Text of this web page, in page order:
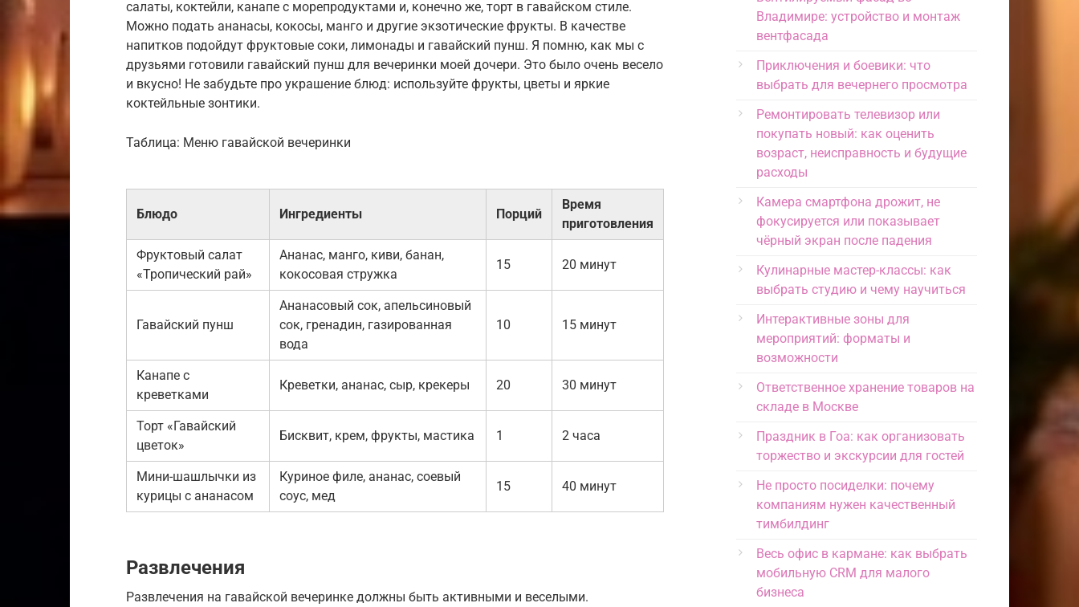
салаты, коктейли, канапе с морепродуктами и, конечно же, торт в гавайском стиле.
Можно подать ананасы, кокосы, манго и другие экзотические фрукты. В качестве
напитков подойдут фруктовые соки, лимонады и гавайский пунш. Я помню, как мы с
друзьями готовили гавайский пунш для вечеринки моей дочери. Это было очень весело
и вкусно! Не забудьте про украшение блюд: используйте фрукты, цветы и яркие
коктейльные зонтики.
Таблица: Меню гавайской вечеринки
Блюдо Ингредиенты Порций
Время
приготовления
Фруктовый салат
«Тропический рай»
Ананас, манго, киви, банан,
кокосовая стружка
15 20 минут
Гавайский пунш
Ананасовый сок, апельсиновый
сок, гренадин, газированная
вода
10 15 минут
Канапе с
креветками
Креветки, ананас, сыр, крекеры 20 30 минут
Торт «Гавайский
цветок»
Бисквит, крем, фрукты, мастика 1 2 часа
Мини-шашлычки из
курицы с ананасом
Куриное филе, ананас, соевый
соус, мед
15 40 минут
Развлечения
Развлечения на гавайской вечеринке должны быть активными и веселыми.
Владимире: устройство и монтаж
вентфасада
Приключения и боевики: что
выбрать для вечернего просмотра
Ремонтировать телевизор или
покупать новый: как оценить
возраст, неисправность и будущие
расходы
Камера смартфона дрожит, не
фокусируется или показывает
чёрный экран после падения
Кулинарные мастер-классы: как
выбрать студию и чему научиться
Интерактивные зоны для
мероприятий: форматы и
возможности
Ответственное хранение товаров на
складе в Москве
Праздник в Гоа: как организовать
торжество и экскурсии для гостей
Не просто посиделки: почему
компаниям нужен качественный
тимбилдинг
Весь офис в кармане: как выбрать
мобильную CRM для малого
бизнеса